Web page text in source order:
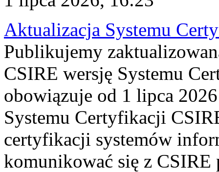
Aktualizacja Systemu
Publikujemy
CSIRE wersję Systemu
obowiązuje od 1 lipca
Systemu Certyfikacji
certyfikacji systemów
komunikować się z